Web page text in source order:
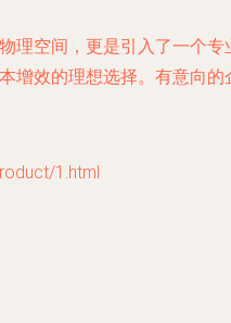
理空间，更是引入了一个
效的理想选择。有意向
1.html